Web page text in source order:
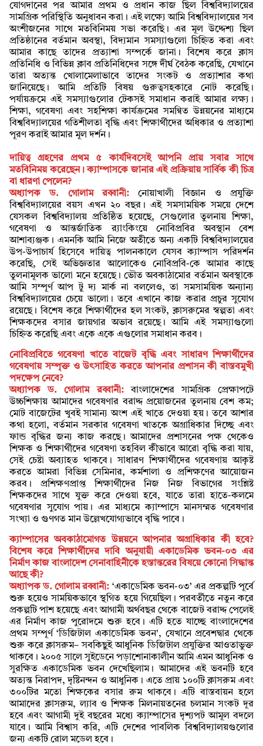
যোগদানের পর আমার প্রথম ও প্রধান কাজ ছিল বিশ্ববিদ্যালয়ের
সামগ্রিক পরিস্থিতি অনুধাবন করা। এই লক্ষ্যে আমি বিশ্ববিদ্যালয়ের সব
অংশীজনের সাথে মতবিনিময় সভা করেছি। এর মূল উদ্দেশ্য ছিল
প্রতিষ্ঠানের বর্তমান অবস্থা, বিদ্যমান সমস্যাগুলো চিহ্নিত করা এবং
আমার কাছে তাদের প্রত্যাশা সম্পর্কে জানা। বিশেষ করে ক্লাস
প্রতিনিধি ও বিভিন্ন ক্লাব প্রতিনিধিদের সঙ্গে দীর্ঘ বৈঠক করেছি, যেখানে
তারা অত্যন্ত খোলামেলাভাবে তাদের সংকট ও প্রত্যাশার কথা
জানিয়েছে। আমি প্রতিটি বিষয় গুরুত্বসহকারে নোট করেছি।
পর্যায়ক্রমে এই সমস্যাগুলোর টেকসই সমাধান করাই আমার লক্ষ্য।
শিক্ষা, গবেষণা এবং সহশিক্ষা কার্যক্রমের সমন্বিত উন্নয়নের মাধ্যমে
বিশ্ববিদ্যালয়ের গতিশীলতা বৃদ্ধি এবং শিক্ষার্থীদের অধিকার ও প্রত্যাশা
পূরণ করাই আমার মূল দর্শন।
দায়িত্ব গ্রহণের প্রথম ৫ কার্যদিবসেই আপনি প্রায় সবার সাথে
মতবিনিময় করেছেন। ক্যাম্পাসকে জানার এই প্রক্রিয়ায় সার্বিক কী চিত্র
বা ধারণা পেলেন?
অধ্যাপক ড. গোলাম রব্বানী:নোয়াখালী বিজ্ঞান ও প্রযুক্তি
বিশ্ববিদ্যালয়ের বয়স এখন ২০ বছর। এই সমসাময়িক সময়ে দেশে
যেসকল বিশ্ববিদ্যালয় প্রতিষ্ঠিত হয়েছে, সেগুলোর তুলনায় শিক্ষা,
গবেষণা ও আন্তর্জাতিক র‍্যাংকিংয়ে নোবিপ্রবির অবস্থান বেশ
আশাব্যঞ্জক। এমনকি আমি নিজে অতীতে অন্য একটি বিশ্ববিদ্যালয়ের
উপ-উপাচার্য হিসেবে দায়িত্ব পালনকালে যেসব ক্যাম্পাস পরিদর্শন
করেছি, সেই অভিজ্ঞতার আলোকেও নোবিপ্রবি-কে আমার কাছে
তুলনামূলক ভালো মনে হয়েছে। ভৌত অবকাঠামোর বর্তমান অবস্থাকে
আমি সম্পূর্ণ আপ টু দ্য মার্ক না বললেও, তা সমসাময়িক অন্যান্য
বিশ্ববিদ্যালয়ের চেয়ে ভালো। তবে এখানে কাজ করার প্রচুর সুযোগ
রয়েছে। বিশেষ করে শিক্ষার্থীদের হল সংকট, ক্লাসরুমের স্বল্পতা এবং
শিক্ষকদের বসার জায়গার অভাব রয়েছে। আমি এই সমস্যাগুলো
চিহ্নিত করেছি এবং একে একে এগুলোর সমাধান করব।
নোবিপ্রবিতে গবেষণা খাতে বাজেট বৃদ্ধি এবং সাধারণ শিক্ষার্থীদের
গবেষণায় সম্পৃক্ত ও উৎসাহিত করতে আপনার প্রশাসন কী বাস্তবমুখী
পদক্ষেপ নেবে?
অধ্যাপক ড. গোলাম রব্বানী:বাংলাদেশের সামগ্রিক প্রেক্ষাপটে
উচ্চশিক্ষায় আমাদের গবেষণার বরাদ্দ প্রয়োজনের তুলনায় বেশ কম;
মোট বাজেটের খুবই সামান্য অংশ এই খাতে দেওয়া হয়। তবে আশার
কথা হলো, বর্তমান সরকার গবেষণা খাতকে অগ্রাধিকার দিচ্ছে এবং
ফান্ড বৃদ্ধির জন্য কাজ করছে। আমাদের প্রশাসনের পক্ষ থেকেও
শিক্ষক ও শিক্ষার্থীদের গবেষণা তহবিল কীভাবে আরো বৃদ্ধি করা যায়,
সেই চেষ্টা অব্যাহত থাকবে। সাধারণ শিক্ষার্থীদের গবেষণায় আকৃষ্ট
করতে আমরা বিভিন্ন সেমিনার, কর্মশালা ও প্রশিক্ষণের আয়োজন
করব। প্রশিক্ষণপ্রাপ্ত শিক্ষার্থীদের নিজ নিজ বিভাগের সংশ্লিষ্ট
শিক্ষকদের সাথে যুক্ত করে দেওয়া হবে, যাতে তারা হাতে-কলমে
গবেষণার সুযোগ পায়। এর মাধ্যমে ক্যাম্পাসে মানসম্মত গবেষণার
সংখ্যা ও গুণগত মান উল্লেখযোগ্যভাবে বৃদ্ধি পাবে।
ক্যাম্পাসের অবকাঠামোগত উন্নয়নে আপনার অগ্রাধিকার কী হবে?
বিশেষ করে শিক্ষার্থীদের দাবি অনুযায়ী একাডেমিক ভবন-০৩ এর
নির্মাণ কাজ বাংলাদেশ সেনাবাহিনীকে হস্তান্তরের বিষয়ে কোনো সিদ্ধান্ত
আছে কী?
অধ্যাপক ড. গোলাম রব্বানী: ‘একাডেমিক ভবন-০৩’ এর প্রকল্পটি পূর্বে
শুরু হয়েও সাময়িকভাবে স্থগিত হয়ে গিয়েছিল। পরবর্তীতে নতুন করে
প্রকল্পটি পাশ হয়েছে এবং আগামী অর্থবছর থেকে বাজেট বরাদ্দ পেলেই
এর নির্মাণ কাজ পুরোদমে শুরু হবে। এটি হতে যাচ্ছে বাংলাদেশের
প্রথম সম্পূর্ণ ‘ডিজিটাল একাডেমিক ভবন', যেখানে প্রবেশদ্বার থেকে
শুরু করে ক্লাসরুম– সবকিছুই আধুনিক ডিজিটাল প্রযুক্তির আওতাভুক্ত
থাকবে। ২০০৫ সালে সুইডেনে পড়াশোনাকালীন আমি এমন আধুনিক ও
সুরক্ষিত একাডেমিক ভবন দেখেছিলাম। আমাদের এই ভবনটি হবে
অত্যন্ত নিরাপদ, দৃষ্টিনন্দন ও আধুনিক। এতে প্রায় ১০০টি ক্লাসরুম এবং
৩০০টির মতো শিক্ষকের বসার রুম থাকবে। এটি বাস্তবায়ন হলে
আমাদের ক্লাসরুম, ল্যাব ও শিক্ষক মিলনায়তনের চলমান সংকট দূর
হবে এবং আগামী দুই বছরের মধ্যে ক্যাম্পাসের দৃশ্যপট আমূল বদলে
যাবে। আমি বিশ্বাস করি, এটি দেশের পাবলিক বিশ্ববিদ্যালয়গুলোর
জন্য একটি রোল মডেল হবে।